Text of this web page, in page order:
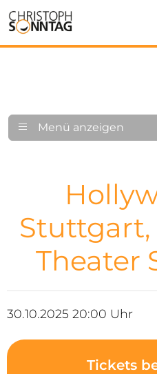
Menü anzeigen
Theater
30.10.2025 20:00 Uhr
Tickets